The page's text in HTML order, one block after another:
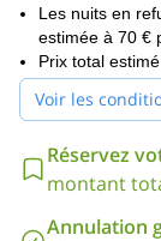
Nous passons la
redescendre
nous l'espérons,
L'ascension du
faire avant de
Pour ceux qui
d'alpinisme sur la
Sinon, je
Les nuits en
estimée à 70 €
Prix total
Voir les
Réservez
montant
Annulation